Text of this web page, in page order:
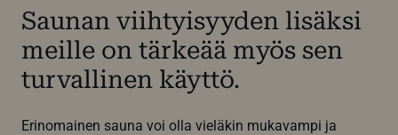
Saunan viihtyisyyden lisäksi
meille on tärkeää myös sen
turvallinen käyttö.
Erinomainen sauna voi olla vieläkin mukavampi ja